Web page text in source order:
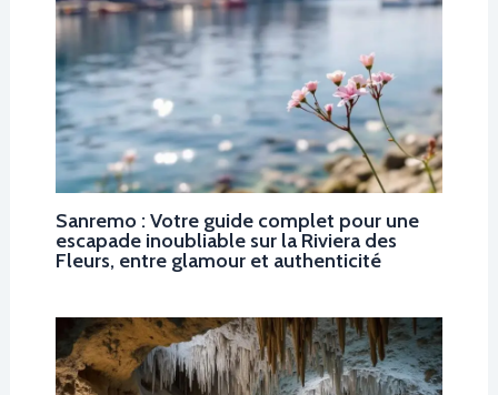
Sanremo : Votre guide complet pour une
escapade inoubliable sur la Riviera des
Fleurs, entre glamour et authenticité